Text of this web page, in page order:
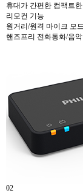
휴대가 간편한 컴팩트
리모컨 기능
원거리/원격 마이크 모
핸즈프리 전화통화/음
02